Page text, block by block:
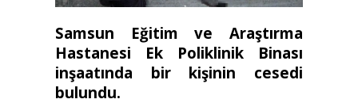
Samsun Eğitim ve Araştırma
Hastanesi Ek Poliklinik Binası
inşaatında bir kişinin cesedi
bulundu.